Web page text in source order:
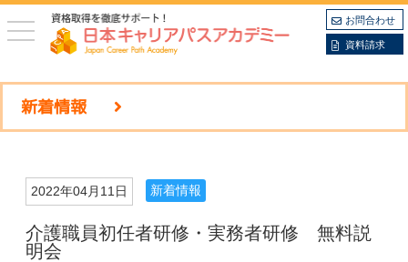
toggle
navigation
お問合わせ
資料請求
新着情報
2022年04月11日 新着情報
介護職員初任者研修・実務者研修 無料説
明会